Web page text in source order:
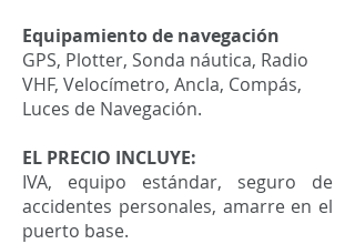
Equipamiento de navegación
GPS, Plotter, Sonda náutica, Radio
VHF, Velocímetro, Ancla, Compás,
Luces de Navegación.
EL PRECIO INCLUYE:
IVA, equipo estándar, seguro de
accidentes personales, amarre en el
puerto base.